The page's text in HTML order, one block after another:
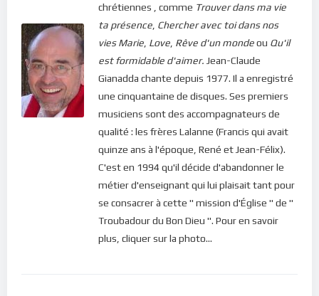
chrétiennes , comme Trouver dans ma vie
ta présence Chercher avec toi dans nos
vies Marie Love Rêve d'un mondeou Qu'il
est formidable d'aimer. Jean-Claude
Gianadda chante depuis 1977. Il a enregistré
une cinquantaine de disques. Ses premiers
musiciens sont des accompagnateurs de
qualité : les frères Lalanne (Francis qui avait
quinze ans à l'époque, René et Jean-Félix).
C'est en 1994 qu'il décide d'abandonner le
métier d'enseignant qui lui plaisait tant pour
se consacrer à cette " mission d'Église " de "
Troubadour du Bon Dieu ". Pour en savoir
plus, cliquer sur la photo...